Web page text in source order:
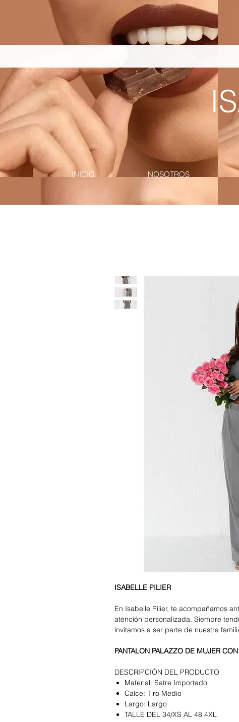
pinterest-site-verification=867dbab807973b9ac409c90f1d7cea8f
INICIO NOSOTROS
ISABELLE PILIER
En Isabelle Pilier, te acompañamos
atención personalizada. Siempre
invitamos a ser parte de nuestra
PANTALON PALAZZO DE MUJER
DESCRIPCIÓN DEL PRODUCTO
Material: Satre Importado
Calce: Tiro Medio
Largo: Largo
TALLE DEL 34/XS AL 48 4XL